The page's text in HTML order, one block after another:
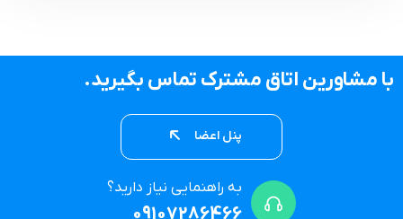
با مشاورین اتاق مشترک تماس بگیرید.
پنل اعضا
به راهنمایی نیاز دارید؟